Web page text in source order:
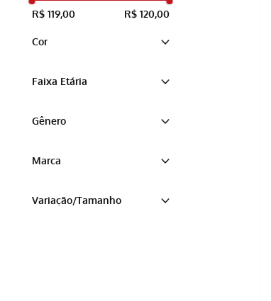
Cor
Faixa Etária
Gênero
Marca
Variação/Tamanho
R$ 119,00 R$ 120,00